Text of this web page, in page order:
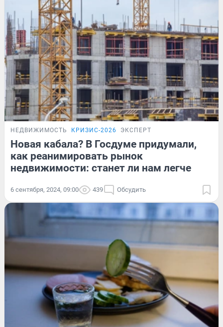
НЕДВИЖИМОСТЬ КРИЗИС-2026 ЭКСПЕРТ
Новая кабала? В Госдуме придумали,
как реанимировать рынок
недвижимости: станет ли нам легче
6 сентября, 2024, 09:00 439 Обсудить